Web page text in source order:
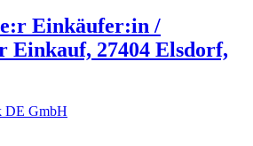
Einkäufer:in /
Einkauf, 27404 Elsdorf,
DE GmbH